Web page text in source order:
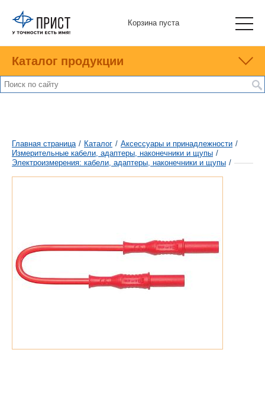
Корзина пуста
Каталог продукции
Главная страница / Каталог / Аксессуары и принадлежности /
Измерительные кабели, адаптеры, наконечники и щупы /
Электроизмерения: кабели, адаптеры, наконечники и щупы /